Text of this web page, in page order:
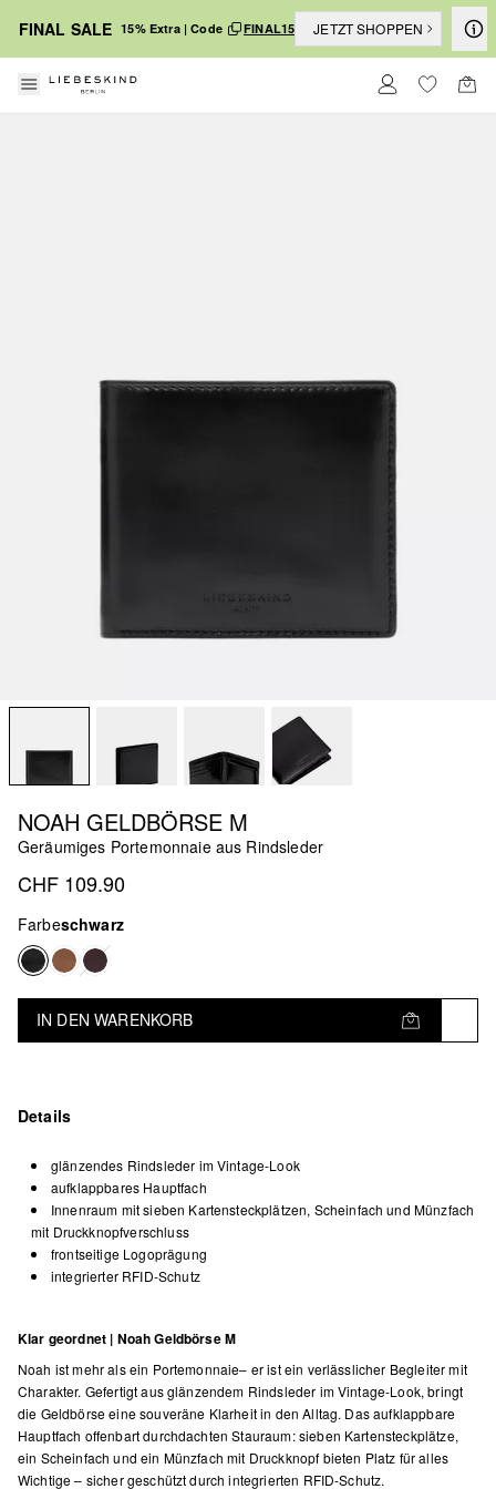
FINAL SALE 15% Extra | Code FINAL15 JETZT SHOPPEN
NOAH GELDBÖRSE M
Geräumiges Portemonnaie aus Rindsleder
CHF 109.90
Farbeschwarz
IN DEN WARENKORB
Details
glänzendes Rindsleder im Vintage-Look
aufklappbares Hauptfach
Innenraum mit sieben Kartensteckplätzen, Scheinfach und Münzfach
mit Druckknopfverschluss
frontseitige Logoprägung
integrierter RFID-Schutz
Klar geordnet | Noah Geldbörse M
Noah ist mehr als ein Portemonnaie– er ist ein verlässlicher Begleiter mit
Charakter. Gefertigt aus glänzendem Rindsleder im Vintage-Look, bringt
die Geldbörse eine souveräne Klarheit in den Alltag. Das aufklappbare
Hauptfach offenbart durchdachten Stauraum: sieben Kartensteckplätze,
ein Scheinfach und ein Münzfach mit Druckknopf bieten Platz für alles
Wichtige – sicher geschützt durch integrierten RFID-Schutz.